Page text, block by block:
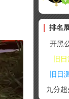
排名
开黑
旧
旧日